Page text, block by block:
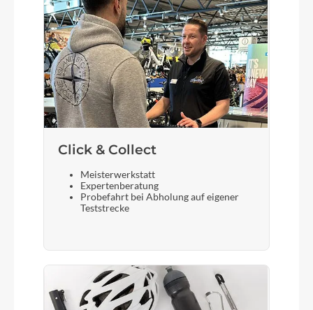
Bosch PowerTube (SmartSystem) 750 horizontal
Laufradgröße
28 Zoll
KTM Tour (carry more)
Schalthebel
Shimano Deore M5130-10 LG Display
Steuersatz
ACROS AICR internal 1.1/8"-1.5" angle limit
Click & Collect
Meisterwerkstatt
Expertenberatung
Probefahrt bei Abholung auf eigener
Teststrecke